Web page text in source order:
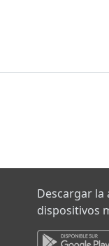
Descargar la
dispositivos